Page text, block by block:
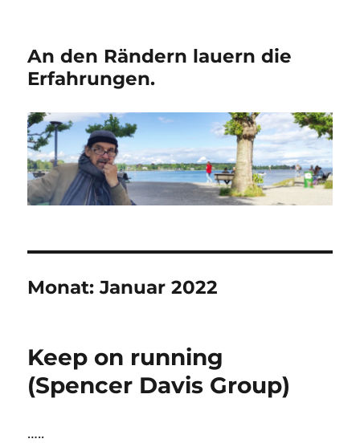
An den Rändern lauern die
Erfahrungen.
Monat:Januar 2022
Keep on running
(Spencer Davis Group)
…..